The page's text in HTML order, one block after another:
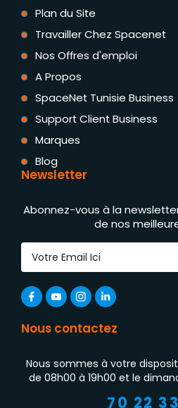
Plan du Site
Travailler Chez Spacenet
Nos Offres d'emploi
A Propos
SpaceNet Tunisie Business
Support Client Business
Marques
Blog
Newsletter
Abonnez-vous à la
de nos
Nous contactez
Nous sommes à votre
de 08h00 à 19h00 et le
70 22